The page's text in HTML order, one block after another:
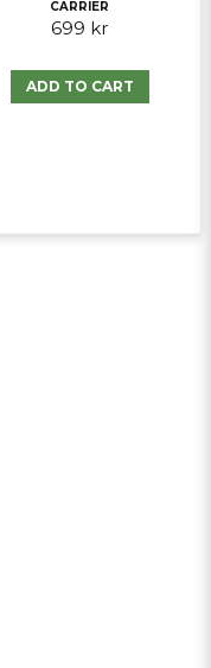
CARRIER
699 kr
ADD TO CART